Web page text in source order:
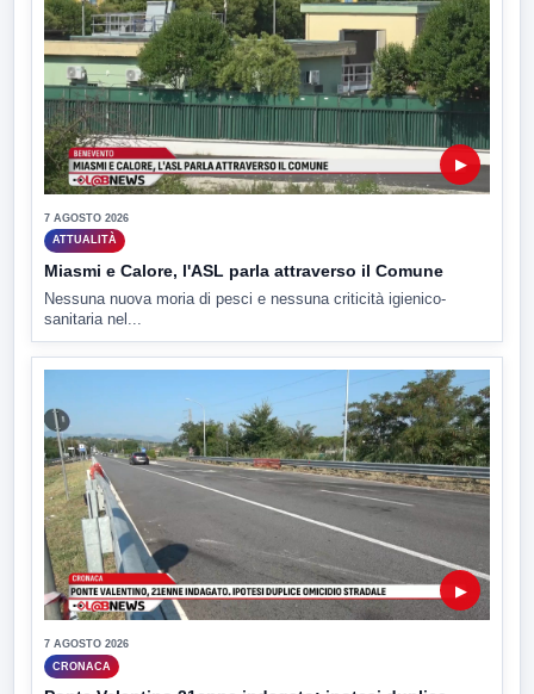
▶
7 AGOSTO 2026
ATTUALITÀ
Miasmi e Calore, l'ASL parla attraverso il Comune
Nessuna nuova moria di pesci e nessuna criticità igienico-
sanitaria nel...
▶
7 AGOSTO 2026
CRONACA